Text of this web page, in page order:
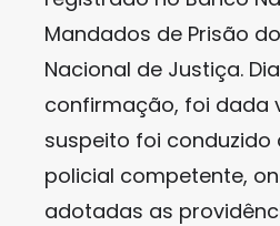
Mandados de Prisão
Nacional de Justiça.
confirmação, foi dada
suspeito foi
policial competente,
adotadas as